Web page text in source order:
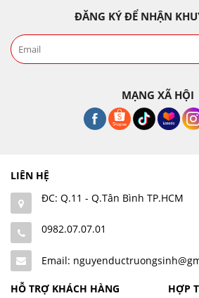
ĐĂNG KÝ ĐỂ NHẬN
MẠNG XÃ HỘI
LIÊN HỆ
ĐC: Q.11 - Q.Tân Bình TP.HCM
0982.07.07.01
Email:
HỖ TRỢ KHÁCH HÀNG HỢP